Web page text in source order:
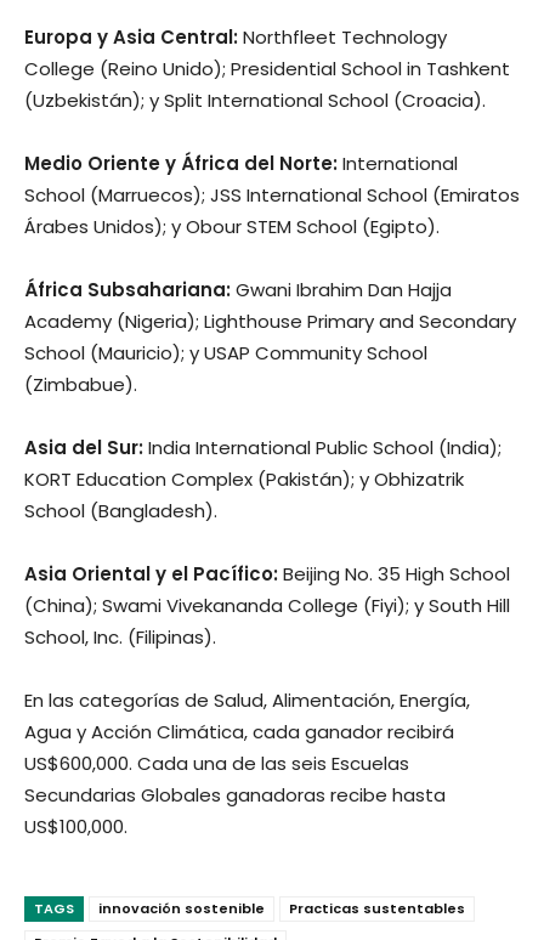
Europa y Asia Central:Northfleet Technology
College (Reino Unido); Presidential School in Tashkent
(Uzbekistán); y Split International School (Croacia).
Medio Oriente y África del Norte:International
School (Marruecos); JSS International School (Emiratos
Árabes Unidos); y Obour STEM School (Egipto).
África Subsahariana:Gwani Ibrahim Dan Hajja
Academy (Nigeria); Lighthouse Primary and Secondary
School (Mauricio); y USAP Community School
(Zimbabue).
Asia del Sur:India International Public School (India);
KORT Education Complex (Pakistán); y Obhizatrik
School (Bangladesh).
Asia Oriental y el Pacífico:Beijing No. 35 High School
(China); Swami Vivekananda College (Fiyi); y South Hill
School, Inc. (Filipinas).
En las categorías de Salud, Alimentación, Energía,
Agua y Acción Climática, cada ganador recibirá
US$600,000. Cada una de las seis Escuelas
Secundarias Globales ganadoras recibe hasta
US$100,000.
TAGS innovación sostenible
Practicas sustentables